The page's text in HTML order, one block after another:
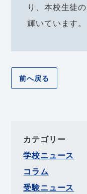
り、本校生徒
輝いています。
前へ戻る
カテゴリー
学校ニュース
コラム
受験ニュース